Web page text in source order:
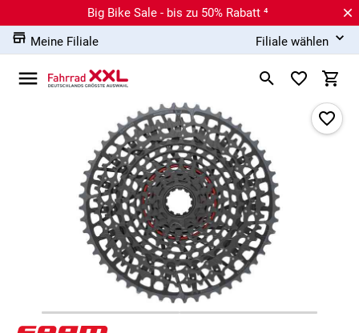
Big Bike Sale - bis zu 50% Rabatt ⁴
Meine Filiale
Filiale wählen